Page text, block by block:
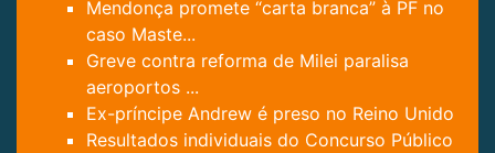
Mendonça promete “carta branca” à PF no
caso Maste...
Greve contra reforma de Milei paralisa
aeroportos ...
Ex-príncipe Andrew é preso no Reino Unido
Resultados individuais do Concurso Público